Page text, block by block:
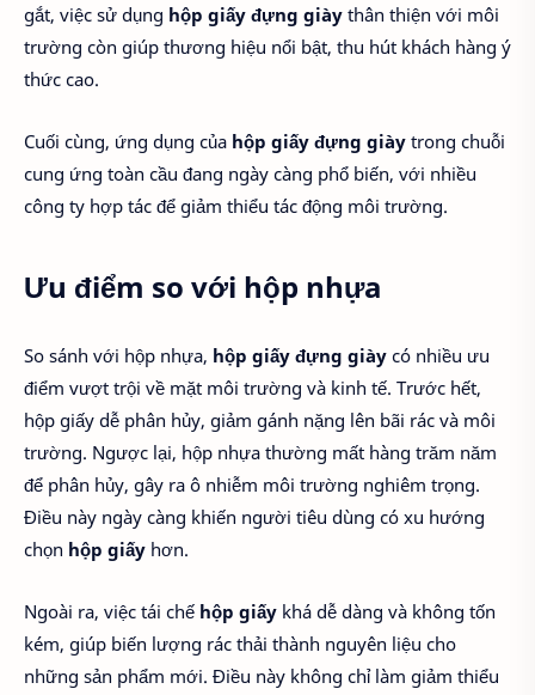
gắt, việc sử dụng hộp giấy đựng giày thân thiện với môi
trường còn giúp thương hiệu nổi bật, thu hút khách hàng ý
thức cao.
Cuối cùng, ứng dụng của hộp giấy đựng giày trong chuỗi
cung ứng toàn cầu đang ngày càng phổ biến, với nhiều
công ty hợp tác để giảm thiểu tác động môi trường.
Ưu điểm so với hộp nhựa
So sánh với hộp nhựa, hộp giấy đựng giày có nhiều ưu
điểm vượt trội về mặt môi trường và kinh tế. Trước hết,
hộp giấy dễ phân hủy, giảm gánh nặng lên bãi rác và môi
trường. Ngược lại, hộp nhựa thường mất hàng trăm năm
để phân hủy, gây ra ô nhiễm môi trường nghiêm trọng.
Điều này ngày càng khiến người tiêu dùng có xu hướng
chọn hộp giấy hơn.
Ngoài ra, việc tái chế hộp giấy khá dễ dàng và không tốn
kém, giúp biến lượng rác thải thành nguyên liệu cho
những sản phẩm mới. Điều này không chỉ làm giảm thiểu